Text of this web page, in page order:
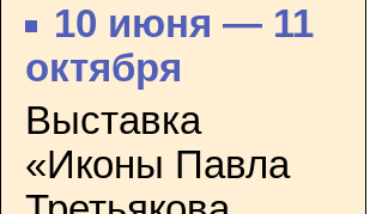
10 июня — 11
октября
Выставка
«Иконы Павла